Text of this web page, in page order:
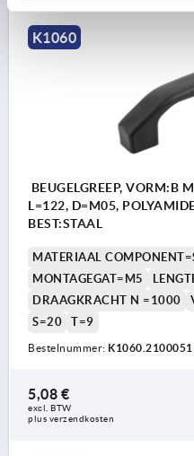
K1060
BEUGELGREEP, VORM:B
L=122, D=M05,
BEST:STAAL
MATERIAAL
MONTAGEGAT=M5
DRAAGKRACHT N =1000
S=20
T=9
Bestelnummer: K1060.2100051
5,08 €
excl. BTW
plus verzendkosten